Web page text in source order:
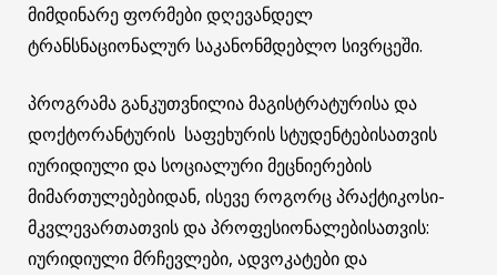
მიმდინარე ფორმები დღევანდელ
ტრანსნაციონალურ საკანონმდებლო სივრცეში.
პროგრამა განკუთვნილია მაგისტრატურისა და
დოქტორანტურის საფეხურის სტუდენტებისათვის
იურიდიული და სოციალური მეცნიერების
მიმართულებებიდან, ისევე როგორც პრაქტიკოსი-
მკვლევართათვის და პროფესიონალებისათვის:
იურიდიული მრჩევლები, ადვოკატები და